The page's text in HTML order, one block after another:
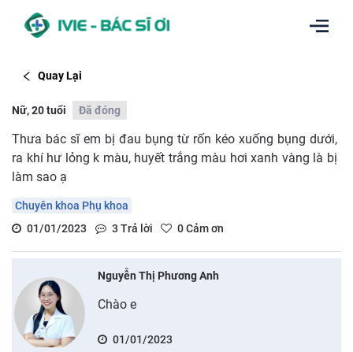
Quay Lại
Nữ, 20 tuổi Đã đóng
Thưa bác sĩ em bị đau bụng từ rốn kéo xuống bụng dưới,
ra khí hư lỏng k màu, huyết trắng màu hơi xanh vàng là bị
làm sao ạ
Chuyên khoa Phụ khoa
01/01/2023
3 Trả lời 0Cảm ơn
Nguyễn Thị Phương Anh
Chào e
01/01/2023